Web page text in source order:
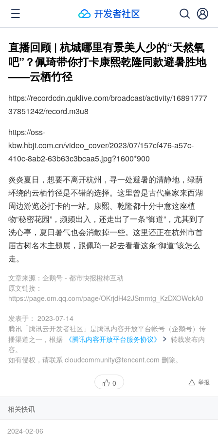
直播回顾 | 杭城哪里有景美人少的“天然氧
吧”？佩琦带你打卡康熙乾隆同款避暑胜地
——云栖竹径
https://recordcdn.quklive.com/broadcast/activity/16891777
37851242/record.m3u8
https://oss-
kbw.hbjt.com.cn/video_cover/2023/07/157cf476-a57c-
410c-8ab2-63b63c3bcaa5.jpg?1600*900
炎炎夏日，想要不离开杭州，寻一处避暑的清静地，绿荫
环绕的云栖竹径是不错的选择。这里曾是古代皇家来西湖
周边游览必打卡的一站。康熙、乾隆都十分中意这座植
物“秘密花园”，频频出入，还走出了一条“御道”，尤其到了
洗心亭，夏日暑气也会消散掉一些。这里还正在杭州市首
届古树名木主题展，跟佩琦一起去看看这条“御道”该怎么
走。
文章来源： 企鹅号 - 都市快报橙柿互动
原文链接：
https://page.om.qq.com/page/OKrjdH42JSmmtg_KzDXOWokA0
发表于： 2023-07-14
腾讯「腾讯云开发者社区」是腾讯内容开放平台帐号（企鹅号）传
播渠道之一，根据
《腾讯内容开放平台服务协议》
转载发布内
容。
如有侵权，请联系 cloudcommunity@tencent.com 删除。
0 举报
相关快讯
2024-02-06